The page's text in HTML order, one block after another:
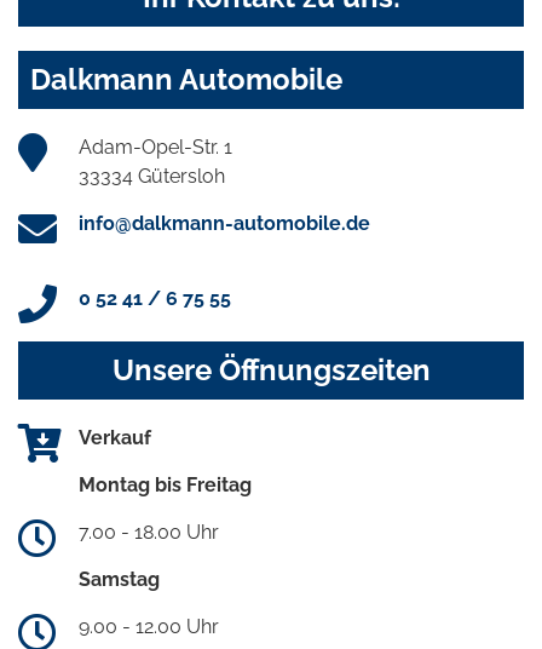
Dalkmann Automobile
Adam-Opel-Str. 1
33334 Gütersloh
info@dalkmann-automobile.de
0 52 41 / 6 75 55
Unsere Öffnungszeiten
Verkauf
Montag bis Freitag
7.00 - 18.00 Uhr
Samstag
9.00 - 12.00 Uhr